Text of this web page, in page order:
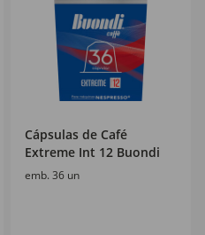
Cápsulas de Café
Extreme Int 12 Buondi
emb. 36 un